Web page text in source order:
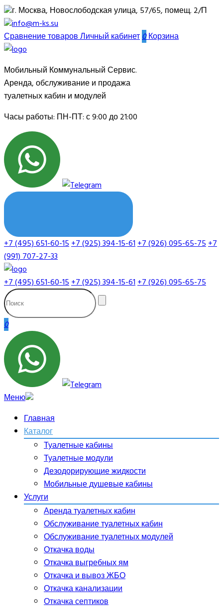
г. Москва, Новослободская улица, 57/65, помещ. 2/П
info@m-ks.su
Сравнение товаровЛичный кабинет0Корзина
Мобильный Коммунальный Сервис.
Аренда, обслуживание и продажа
туалетных кабин и модулей
Часы работы: ПН-ПТ: с 9:00 до 21:00
+7 (495) 651-60-15+7 (925) 394-15-61+7 (926) 095-65-75+7
(991) 707-27-33
+7 (495) 651-60-15+7 (925) 394-15-61+7 (926) 095-65-75
0
Меню
Главная
Каталог
Туалетные кабины
Туалетные модули
Дезодорирующие жидкости
Мобильные душевые кабины
Услуги
Аренда туалетных кабин
Обслуживание туалетных кабин
Обслуживание туалетных модулей
Откачка воды
Откачка выгребных ям
Откачка и вывоз ЖБО
Откачка канализации
Откачка септиков